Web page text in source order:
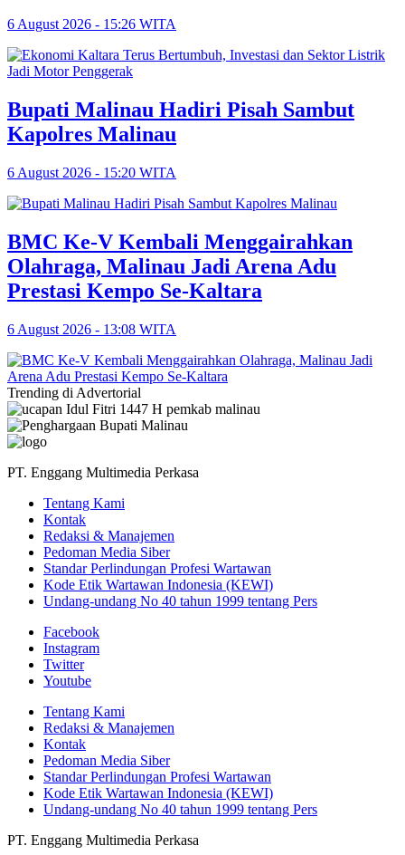
6 August 2026 - 15:26 WITA
Bupati Malinau Hadiri Pisah Sambut
Kapolres Malinau
6 August 2026 - 15:20 WITA
BMC Ke-V Kembali Menggairahkan
Olahraga, Malinau Jadi Arena Adu
Prestasi Kempo Se-Kaltara
6 August 2026 - 13:08 WITA
Trending di Advertorial
PT. Enggang Multimedia Perkasa
Tentang Kami
Kontak
Redaksi & Manajemen
Pedoman Media Siber
Standar Perlindungan Profesi Wartawan
Kode Etik Wartawan Indonesia (KEWI)
Undang-undang No 40 tahun 1999 tentang Pers
Facebook
Instagram
Twitter
Youtube
Tentang Kami
Redaksi & Manajemen
Kontak
Pedoman Media Siber
Standar Perlindungan Profesi Wartawan
Kode Etik Wartawan Indonesia (KEWI)
Undang-undang No 40 tahun 1999 tentang Pers
PT. Enggang Multimedia Perkasa